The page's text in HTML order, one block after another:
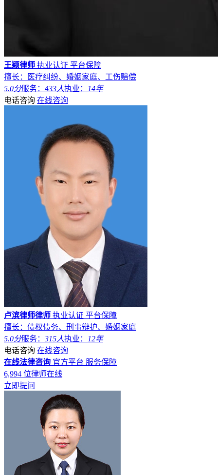
王颖律师 执业认证 平台保障
擅长：医疗纠纷、婚姻家庭、工伤赔偿
5.0分服务： 433人执业：
14年
电话咨询 在线咨询
卢滨律师律师 执业认证 平台保障
擅长：债权债务、刑事辩护、婚姻家庭
5.0分服务： 315人执业：
12年
电话咨询 在线咨询
在线法律咨询 官方平台 服务保障
6,994 位律师在线
立即提问